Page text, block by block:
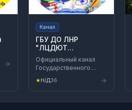
Канал
ГБУ ДО ЛНР
"ЛЦДЮТ
"ВОСТОК-47"
Официальный канал
Государственного
бюджетного
учреждения
дополнительного
образования
★Н/Д36